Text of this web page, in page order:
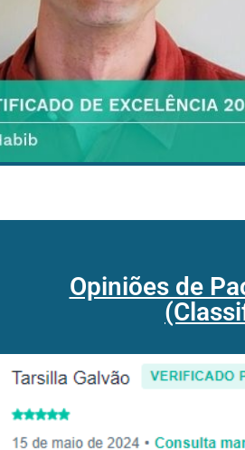
Opiniões de